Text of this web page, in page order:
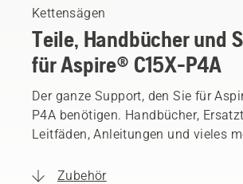
Kettensägen
Teile, Handbücher und
für Aspire® C15X-P4A
Der ganze Support, den Sie für
P4A benötigen. Handbücher,
Leitfäden, Anleitungen und vieles
Zubehör